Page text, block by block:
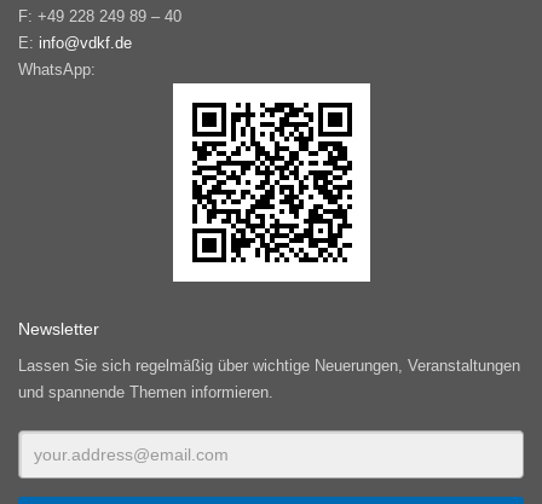
F: +49 228 249 89 – 40
E: info@vdkf.de
WhatsApp:
Newsletter
Lassen Sie sich regelmäßig über wichtige Neuerungen, Veranstaltungen
und spannende Themen informieren.